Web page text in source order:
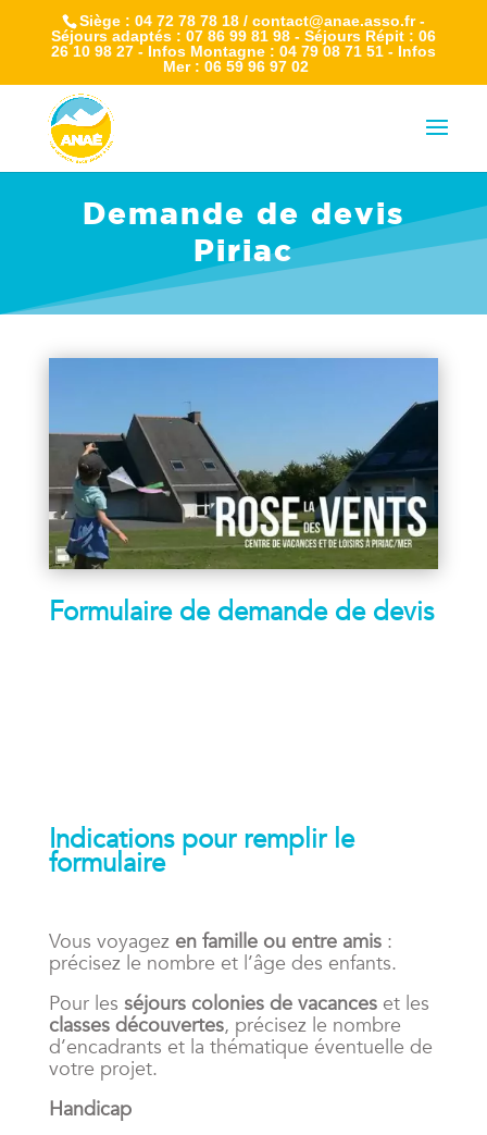
Siège : 04 72 78 78 18 / contact@anae.asso.fr -
Séjours adaptés : 07 86 99 81 98 - Séjours Répit : 06
26 10 98 27 - Infos Montagne : 04 79 08 71 51 - Infos
Mer : 06 59 96 97 02
Demande de devis
Piriac
Formulaire de demande de devis
Indications pour remplir le
formulaire
Vous voyagez en famille ou entre amis :
précisez le nombre et l’âge des enfants.
Pour les séjours colonies de vacanceset les
classes découvertes, précisez le nombre
d’encadrants et la thématique éventuelle de
votre projet.
Handicap